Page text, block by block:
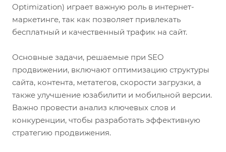
Optimization) играет важную роль в интернет-
маркетинге, так как позволяет привлекать
бесплатный и качественный трафик на сайт.
Основные задачи, решаемые при SEO
продвижении, включают оптимизацию структуры
сайта, контента, метатегов, скорости загрузки, а
также улучшение юзабилити и мобильной версии.
Важно провести анализ ключевых слов и
конкуренции, чтобы разработать эффективную
стратегию продвижения.